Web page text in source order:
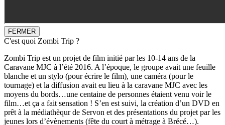
FERMER
C'est quoi Zombi Trip ?
Zombi Trip est un projet de film initié par les 10-14 ans de la
Caravane MJC à l’été 2016. A l’époque, le groupe avait une feuille
blanche et un stylo (pour écrire le film), une caméra (pour le
tournage) et la diffusion avait eu lieu à la caravane MJC avec les
moyens du bords…une centaine de personnes étaient venu voir le
film…et ça a fait sensation ! S’en est suivi, la création d’un DVD en
prêt à la médiathèqur de Servon et des présentations du projet par les
jeunes lors d’évènements (fête du court à métrage à Brécé…).